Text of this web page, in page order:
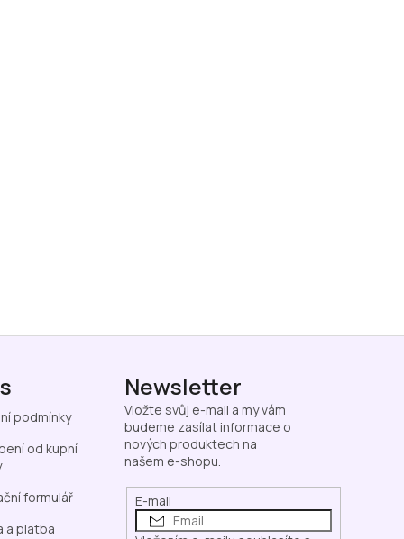
podmínky
od kupní
formulář
a platba
Newsletter
Vložte svůj e-mail a my vám
budeme zasílat informace o
nových produktech na
našem e-shopu.
E-mail